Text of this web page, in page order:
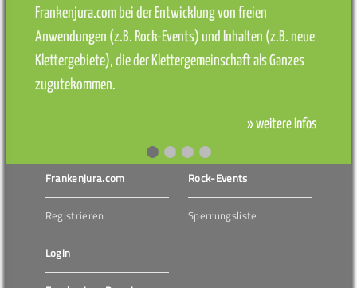
Frankenjura.com bei der Entwicklung von freien
Anwendungen (z.B. Rock-Events) und Inhalten (z.B. neue
Klettergebiete), die der Klettergemeinschaft als Ganzes
zugutekommen.
» weitere Infos
Frankenjura.com
Registrieren
Login
Rock-Events
Sperrungsliste